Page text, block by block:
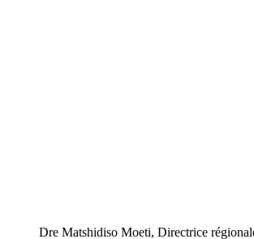
Dre Matshidiso Moeti, Directrice